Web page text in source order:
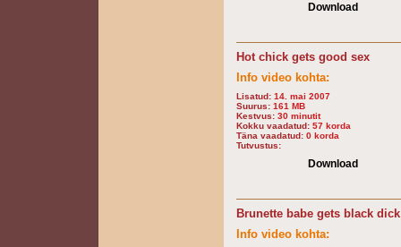
Download
Hot chick gets good sex
Info video kohta:
Lisatud: 14. mai 2007
Suurus: 161 MB
Kestvus: 30 minutit
Kokku vaadatud: 57 korda
Täna vaadatud: 0 korda
Tutvustus:
Download
Brunette babe gets black dick
Info video kohta: